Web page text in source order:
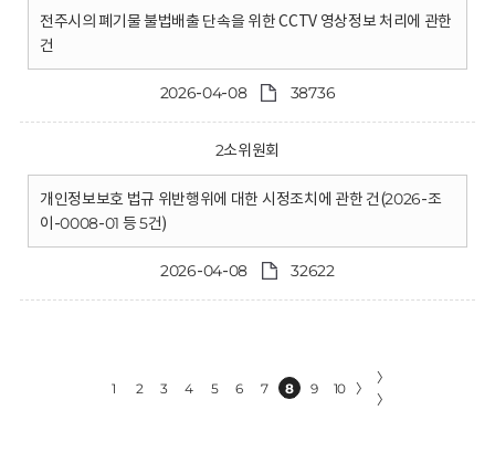
전주시의 폐기물 불법배출 단속을 위한 CCTV 영상정보 처리에 관한
건
2026-04-08 38736
2소위원회
개인정보보호 법규 위반행위에 대한 시정조치에 관한 건(2026-조
이-0008-01 등 5건)
2026-04-08 32622
1 2 3 4 5 6 7 8 9 10 〉
〉
〉